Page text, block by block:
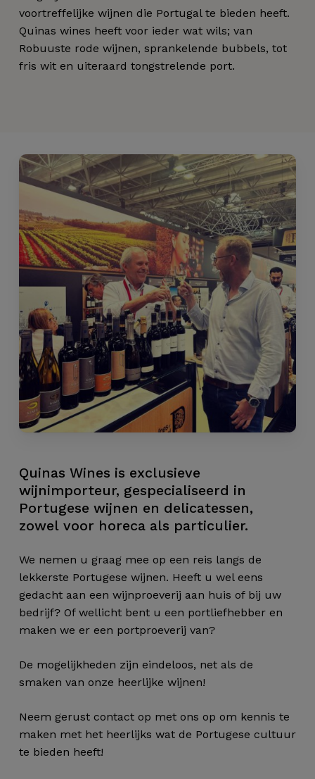
Geen producten in de
winkelwagen.
Go to shop
voortreffelijke wijnen die Portugal te bieden heeft.
Quinas wines heeft voor ieder wat wils; van
Robuuste rode wijnen, sprankelende bubbels, tot
fris wit en uiteraard tongstrelende port.
Quinas Wines is exclusieve
wijnimporteur, gespecialiseerd in
Portugese wijnen en delicatessen,
zowel voor horeca als particulier.
We nemen u graag mee op een reis langs de
lekkerste Portugese wijnen. Heeft u wel eens
gedacht aan een wijnproeverij aan huis of bij uw
bedrijf? Of wellicht bent u een portliefhebber en
maken we er een portproeverij van?
De mogelijkheden zijn eindeloos, net als de
smaken van onze heerlijke wijnen!
Neem gerust contact op met ons op om kennis te
maken met het heerlijks wat de Portugese cultuur
te bieden heeft!